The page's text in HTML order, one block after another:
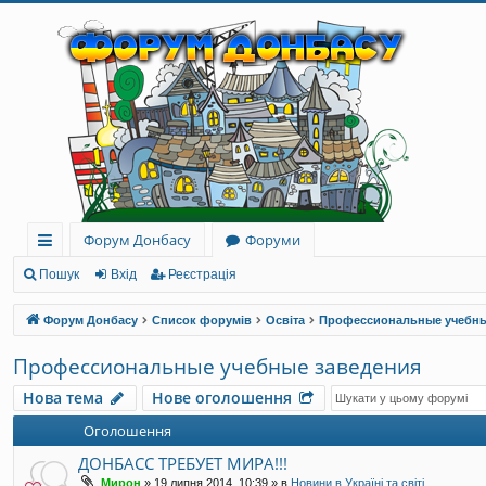
ви
дк
и
й
до
ст
уп
Форум Донбасу Форуми
Пошук Вхід Реєстрація
Форум Донбасу Список форумів Освіта Профессиональные
Профессиональные учебные заведения
Нова тема Нове оголошення
Оголошення
ДОНБАСС ТРЕБУЕТ МИРА!!!
Мирон » 19 липня 2014, 10:39 » в Новини в Україні та світі